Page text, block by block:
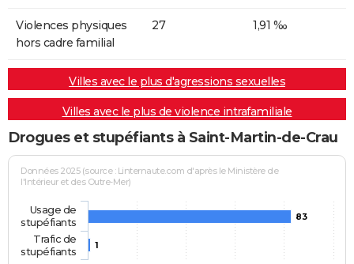
Violences physiques
hors cadre familial
27 1,91 ‰
Villes avec le plus d'agressions sexuelles
Villes avec le plus de violence intrafamiliale
Drogues et stupéfiants à Saint-Martin-de-Crau
Données 2025 (source : Linternaute.com d'après le Ministère de
l'Intérieur et des Outre-Mer)
83
1
Usage de
stupéfiants
Trafic de
stupéfiants